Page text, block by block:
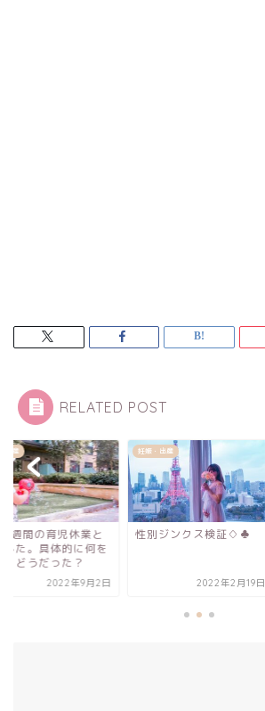
RELATED POST
出産
ジンクス検証♢♣︎
2022年2月19日
妊娠・出産
出産後入院レポ ① @The
2022年4月9日